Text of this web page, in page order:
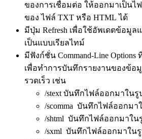
ของการเชื่อมต่อ ให้ออกมาเป็นไ
ของ ไฟล์ TXT หรือ HTML ได้
มีปุ่ม Refresh เพื่อใช้อัพเดตข้อมูล
เป็นแบบเรียลไทม์
มีฟังก์ชั่น Command-Line
เพื่อทำการบันทึกรายงานของข้อ
รวดเร็ว เช่น
/stext บันทึกไฟล์ออกมาใน
/scomma บันทึกไฟล์ออกม
/shtml บันทึกไฟล์ออกมาใน
/sxml บันทึกไฟล์ออกมาใน